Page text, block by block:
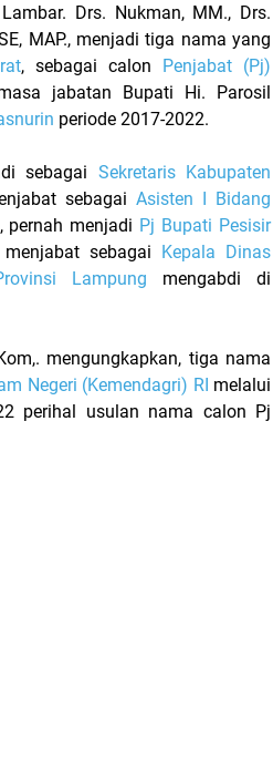
Lambar. Drs. Nukman, MM., Drs.
MAP., menjadi tiga nama yang
, sebagai calon Penjabat (Pj)
jabatan Bupati Hi. Parosil
periode 2017-2022.
sebagai Sekretaris Kabupaten
sebagai Asisten I Bidang
, pernah menjadi Pj Bupati Pesisir
sebagai Kepala Dinas
Lampung mengabdi di
mengungkapkan, tiga nama
Negeri (Kemendagri) RI melalui
perihal usulan nama calon Pj